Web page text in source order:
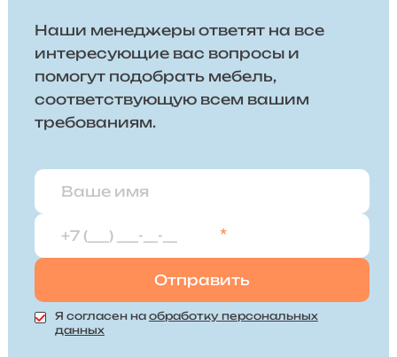
Наши менеджеры ответят на все
интересующие вас вопросы и
помогут подобрать мебель,
соответствующую всем вашим
требованиям.
*
Я согласен на обработку персональных
данных